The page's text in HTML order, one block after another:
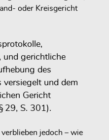
oder Kreisgericht
und gerichtliche
des
und dem
Gericht
29, S. 301).
jedoch – wie